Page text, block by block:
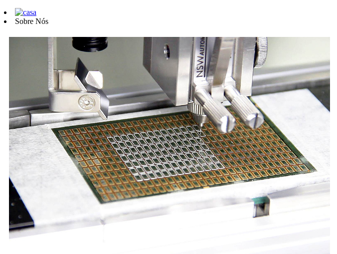
Sobre Nós